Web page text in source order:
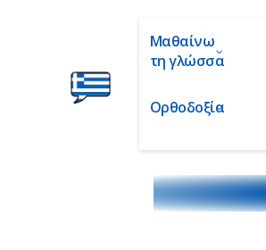
Μαθαίνω
τη γλώσσα
Ορθοδοξία